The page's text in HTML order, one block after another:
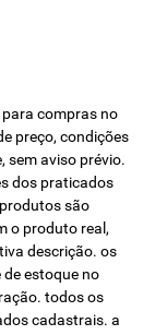
compras no
preço, condições
sem aviso prévio.
dos praticados
são
o produto real,
descrição. os
estoque no
todos os
cadastrais. a